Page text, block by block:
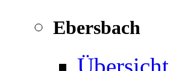
Ebersbach
Übersicht